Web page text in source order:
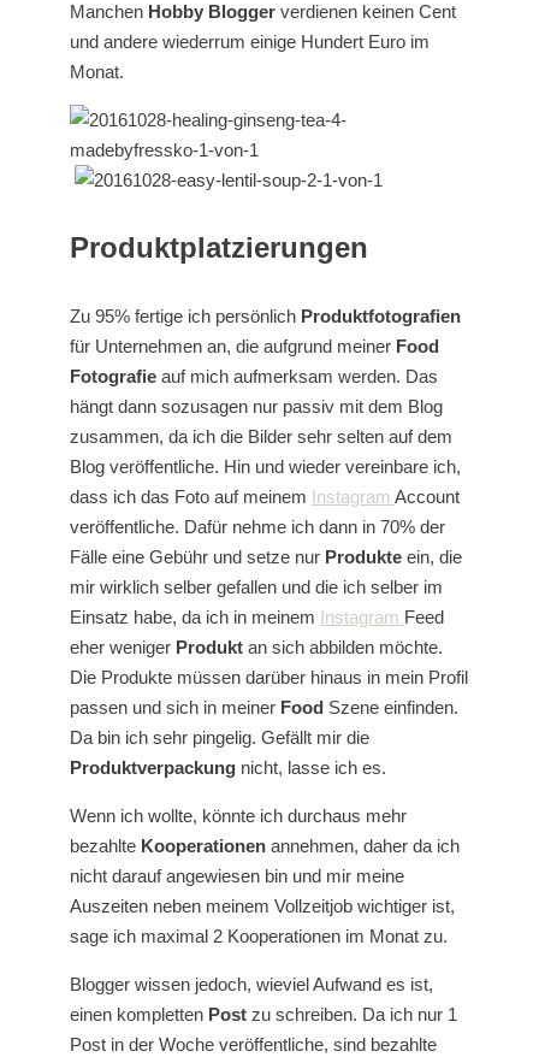
Manchen Hobby Blogger verdienen keinen Cent
und andere wiederrum einige Hundert Euro im
Monat.
Produktplatzierungen
Zu 95% fertige ich persönlich Produktfotografien
für Unternehmen an, die aufgrund meiner Food
Fotografie auf mich aufmerksam werden. Das
hängt dann sozusagen nur passiv mit dem Blog
zusammen, da ich die Bilder sehr selten auf dem
Blog veröffentliche. Hin und wieder vereinbare ich,
dass ich das Foto auf meinem Instagram Account
veröffentliche. Dafür nehme ich dann in 70% der
Fälle eine Gebühr und setze nur Produkte ein, die
mir wirklich selber gefallen und die ich selber im
Einsatz habe, da ich in meinem Instagram Feed
eher weniger Produkt an sich abbilden möchte.
Die Produkte müssen darüber hinaus in mein Profil
passen und sich in meiner Food Szene einfinden.
Da bin ich sehr pingelig. Gefällt mir die
Produktverpackung nicht, lasse ich es.
Wenn ich wollte, könnte ich durchaus mehr
bezahlte Kooperationen annehmen, daher da ich
nicht darauf angewiesen bin und mir meine
Auszeiten neben meinem Vollzeitjob wichtiger ist,
sage ich maximal 2 Kooperationen im Monat zu.
Blogger wissen jedoch, wieviel Aufwand es ist,
einen kompletten Post zu schreiben. Da ich nur 1
Post in der Woche veröffentliche, sind bezahlte